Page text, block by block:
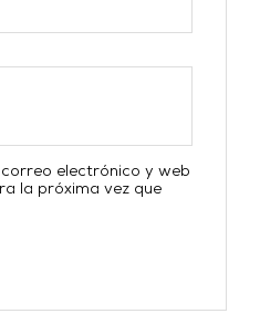
electrónico y web
la próxima vez que